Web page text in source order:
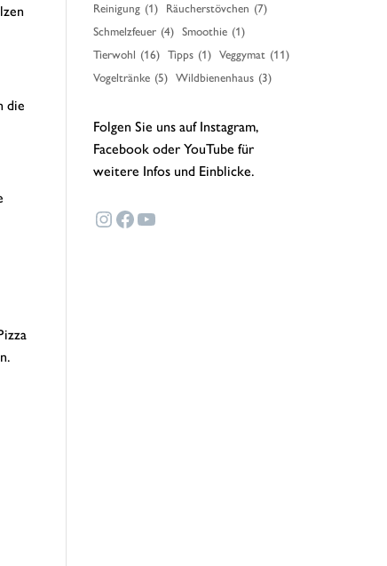
die
Reinigung (1) Räucherstövchen (7)
Schmelzfeuer (4) Smoothie (1)
Tierwohl (16) Tipps (1) Veggymat (11)
Vogeltränke (5) Wildbienenhaus (3)
Folgen Sie uns auf Instagram,
Facebook oder YouTube für
weitere Infos und Einblicke.
Instagram
Facebook
YouTube